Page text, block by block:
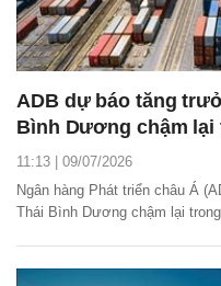
ADB dự báo tăng
Bình Dương chậm lại
11:13 | 09/07/2026
Ngân hàng Phát triển châu Á
Thái Bình Dương chậm lại